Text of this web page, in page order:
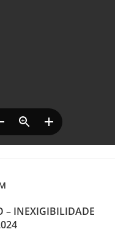
– INEXIGIBILIDADE